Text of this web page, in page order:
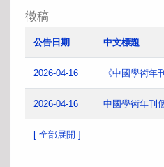
徵稿
公告日期 中文標題
2026-04-16 《中國學術年
2026-04-16 中國學術年刊
[ 全部展開 ]